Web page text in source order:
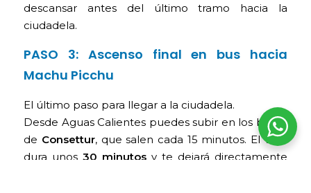
descansar antes del último tramo hacia la
ciudadela.
PASO 3: Ascenso final en bus hacia
Machu Picchu
El último paso para llegar a la ciudadela.
Desde Aguas Calientes puedes subir en los buses
de Consettur, que salen cada 15 minutos. El viaje
dura unos30 minutos y te dejará directamente